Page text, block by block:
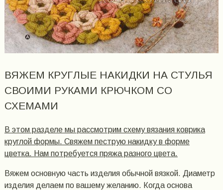
ВЯЖЕМ КРУГЛЫЕ НАКИДКИ НА СТУЛЬЯ
СВОИМИ РУКАМИ КРЮЧКОМ СО
СХЕМАМИ
В этом разделе мы рассмотрим схему вязания коврика
круглой формы. Свяжем пеструю накидку в форме
цветка. Нам потребуется пряжа разного цвета.
Вяжем основную часть изделия обычной вязкой. Диаметр
изделия делаем по вашему желанию. Когда основа